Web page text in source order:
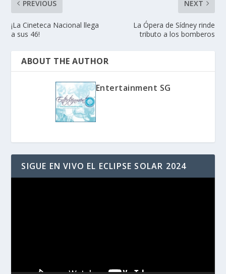
PREVIOUS
¡La Cineteca Nacional llega
a sus 46!
NEXT
La Ópera de Sídney rinde
tributo a los bomberos
ABOUT THE AUTHOR
Entertainment SG
SIGUE EN VIVO EL ECLIPSE SOLAR 2024